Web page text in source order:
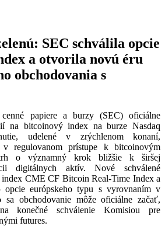
SEC schválila opcie
a otvorila novú éru
obchodovania s
papiere a burzy (SEC) oficiálne
na bitcoinový index na burze Nasdaq
udelené v zrýchlenom konaní,
regulovanom prístupe k bitcoinovým
o významný krok bližšie k širšej
digitálnych aktív. Nové schválené
CME CF Bitcoin Real-Time Index a
opcie európskeho typu s vyrovnaním v
sa obchodovanie môže oficiálne začať,
konečné schválenie Komisiou pre
futures.